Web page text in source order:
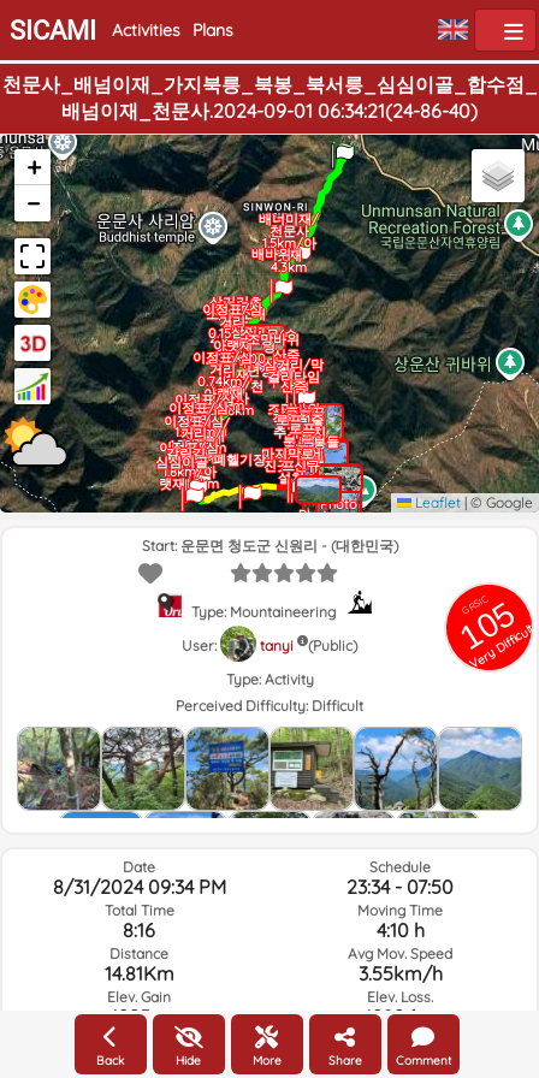
SICAMI Activities Plans
천문사_배넘이재_가지북릉_북봉_북서릉_심심이골_합수점_
배넘이재_천문사.2024-09-01 06:34:21(24-86-40)
Home
End
배너미재/
천문사
1.5km/아
랫재
4.3km
배바위
삼거리초
소/학소대
폭포
2.1km/아
스랫재
4km/베네
미재
1.3km/천
문사
2.8km
삼거리
삼거리
소나무(수
령
400~500
년정도)
조망바위
산죽
삼거리/막
걸리타임
산죽
조망바위
산죽밭끝
로프
작은북봉
로프 1줄
추가설치
로프
북봉
북서릉 들
머리
석문
로프
로프/끊어
진곳 신규
설치
마지막로
프
폐헬기장
심심이골
갈림길
이정표/삼
거리
1.8km/아
랫재1.9km
이정표/삼
거리
1.58km/
휴게 공간
1.92km
이정표/삼
거리
1.44km/
아랫재
2.26km
이정표/삼
거리
1.08km/
아랫재
2.62km
이정표/삼
거리
0.74km/
아랫재
2.96km
이정표/삼
거리
0.15km/
아랫재
3.55kmPhoto
Photo
Photo
Photo
Photo
+
−
Leaflet | © Google
GRSIC
105
Very Difficult
Start: 운문면 청도군 신원리 - (대한민국)
Type: Mountaineering
User:
tanyi
(Public)
Type: Activity
Perceived Difficulty: Difficult
Date
8/31/2024 09:34 PM
Total Time
8:16
Distance
14.81Km
Elev. Gain
1295m
Schedule
23:34 - 07:50
Moving Time
4:10 h
Avg Mov. Speed
3.55km/h
Elev. Loss.
1289.6m
Back Hide More Share Comment